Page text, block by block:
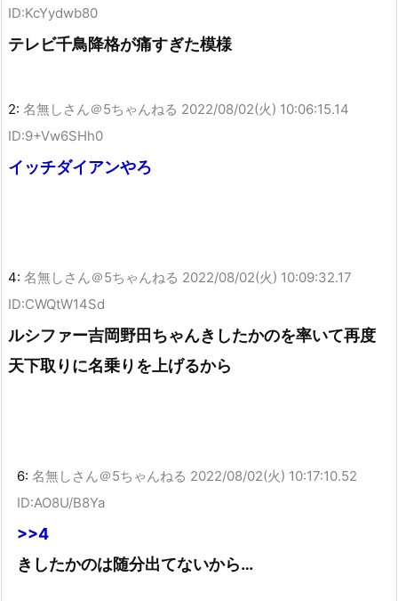
ID:KcYydwb80
テレビ千鳥降格が痛すぎた模様
2: 名無しさん＠5ちゃんねる 2022/08/02(火) 10:06:15.14
ID:9+Vw6SHh0
イッチダイアンやろ
4: 名無しさん＠5ちゃんねる 2022/08/02(火) 10:09:32.17
ID:CWQtW14Sd
ルシファー吉岡野田ちゃんきしたかのを率いて再度
天下取りに名乗りを上げるから
6: 名無しさん＠5ちゃんねる 2022/08/02(火) 10:17:10.52
ID:AO8U/B8Ya
>>4
きしたかのは随分出てないから…